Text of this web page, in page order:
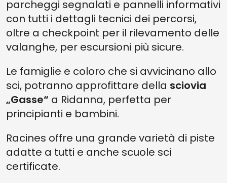
parcheggi segnalati e pannelli informativi
con tutti i dettagli tecnici dei percorsi,
oltre a checkpoint per il rilevamento delle
valanghe, per escursioni più sicure.
Le famiglie e coloro che si avvicinano allo
sci, potranno approfittare della sciovia
„Gasse“ a Ridanna, perfetta per
principianti e bambini.
Racines offre una grande varietà di piste
adatte a tutti e anche scuole sci
certificate.